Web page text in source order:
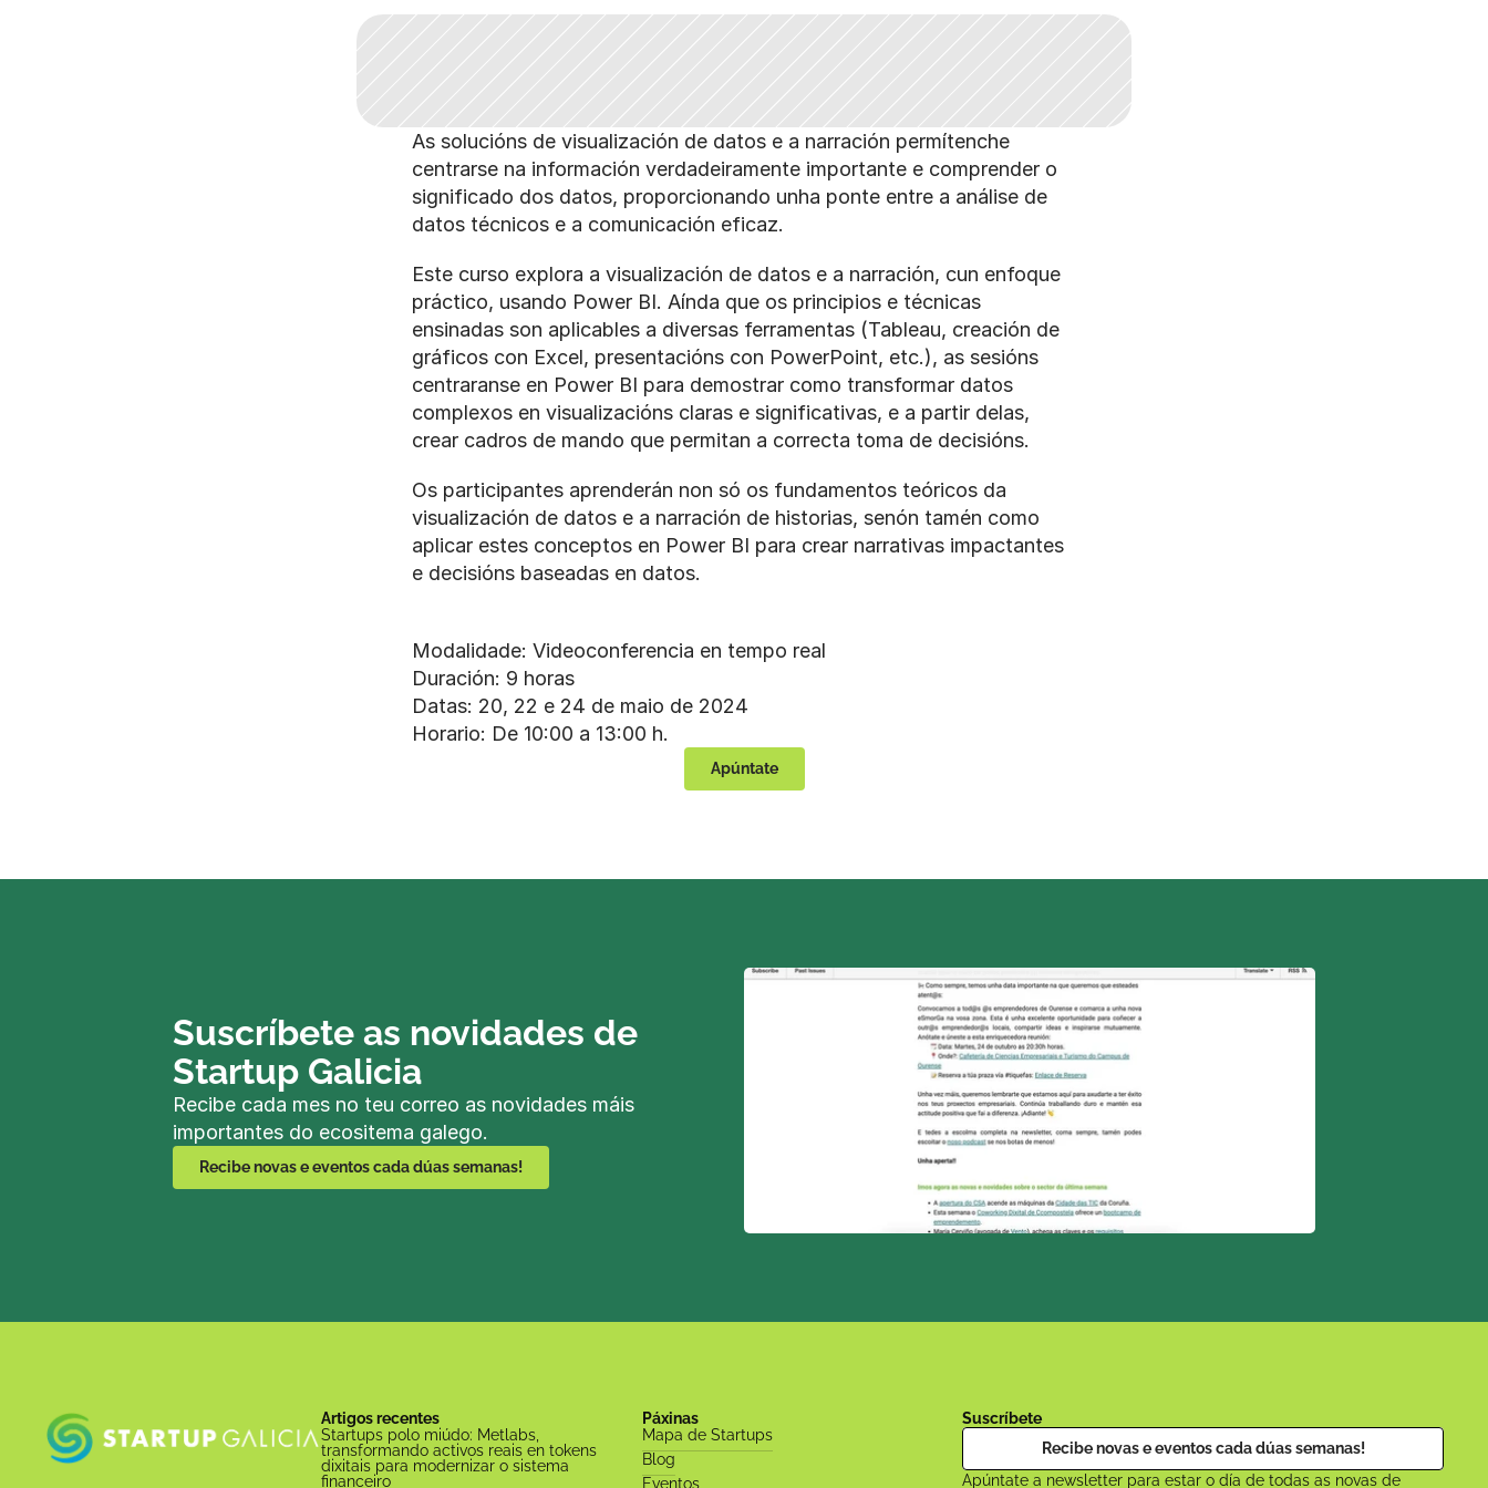
As solucións de visualización de datos e a narración permítenche
centrarse na información verdadeiramente importante e comprender o
significado dos datos, proporcionando unha ponte entre a análise de
datos técnicos e a comunicación eficaz.
Este curso explora a visualización de datos e a narración, cun enfoque
práctico, usando Power BI. Aínda que os principios e técnicas
ensinadas son aplicables a diversas ferramentas (Tableau, creación de
gráficos con Excel, presentacións con PowerPoint, etc.), as sesións
centraranse en Power BI para demostrar como transformar datos
complexos en visualizacións claras e significativas, e a partir delas,
crear cadros de mando que permitan a correcta toma de decisións.
Os participantes aprenderán non só os fundamentos teóricos da
visualización de datos e a narración de historias, senón tamén como
aplicar estes conceptos en Power BI para crear narrativas impactantes
e decisións baseadas en datos.
Modalidade: Videoconferencia en tempo real
Duración: 9 horas
Datas: 20, 22 e 24 de maio de 2024
Horario: De 10:00 a 13:00 h.
Apúntate
Suscríbete as novidades de
Startup Galicia
Recibe cada mes no teu correo as novidades máis
importantes do ecositema galego.
Recibe novas e eventos cada dúas semanas!
Artigos recentes
Startups polo miúdo: Metlabs,
transformando activos reais en tokens
dixitais para modernizar o sistema
financeiro
Páxinas
Mapa de Startups
Blog
Eventos
Suscríbete
Recibe novas e eventos cada dúas semanas!
Apúntate a newsletter para estar o día de todas as novas de